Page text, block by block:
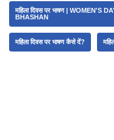
महिला दिवस पर भाषण | WOMEN'S
BHASHAN
महिला दिवस पर भाषण कैसे दें?